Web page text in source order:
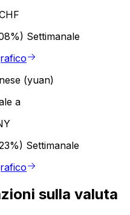
Settimanale
(yuan)
a
Settimanale
sulla valuta